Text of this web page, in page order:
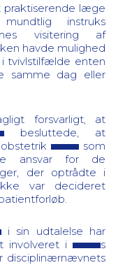
praktiserende læge
instruks
visitering af
havde mulighed
tvivlstilfælde enten
samme dag eller
forsvarligt, at
besluttede, at
som
ansvar for de
der optrådte i
var decideret
i sin udtalelse har
involveret i
s
disciplinærnævnets